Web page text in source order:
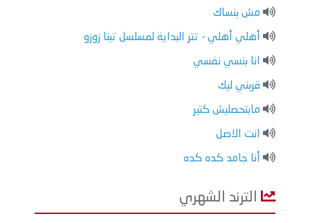
مش بنساك
أهلي أهلي - تتر البداية لمسلسل تيتا زوزو
انا بنسي نفسي
قربني ليك
مابتحصليش كتير
انت الاصل
أنا جامد كده كده
الترند الشهري